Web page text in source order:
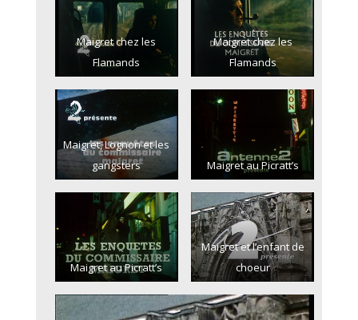
Maigret chez les
Flamands
Maigret chez les
Flamands
Maigret, Lognon et les
gangsters
Maigret au Picratt’s
Maigret au Picratt’s
Maigret et l’enfant de
choeur